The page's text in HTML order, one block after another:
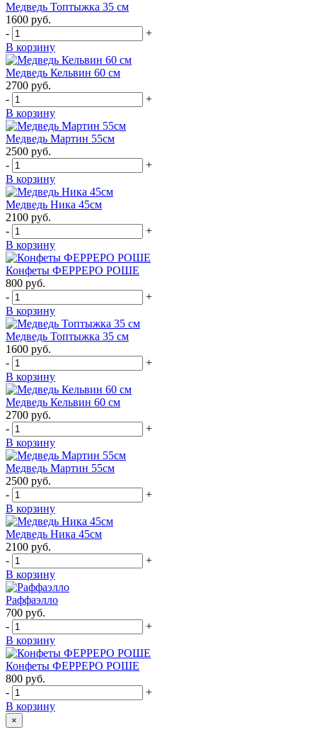
Медведь Топтыжка 35 см
1600 руб.
-
+
В корзину
Медведь Кельвин 60 см
2700 руб.
-
+
В корзину
Медведь Мартин 55см
2500 руб.
-
+
В корзину
Медведь Ника 45см
2100 руб.
-
+
В корзину
Конфеты ФЕРРЕРО РОШЕ
800 руб.
-
+
В корзину
Медведь Топтыжка 35 см
1600 руб.
-
+
В корзину
Медведь Кельвин 60 см
2700 руб.
-
+
В корзину
Медведь Мартин 55см
2500 руб.
-
+
В корзину
Медведь Ника 45см
2100 руб.
-
+
В корзину
Раффаэлло
700 руб.
-
+
В корзину
Конфеты ФЕРРЕРО РОШЕ
800 руб.
-
+
В корзину
×